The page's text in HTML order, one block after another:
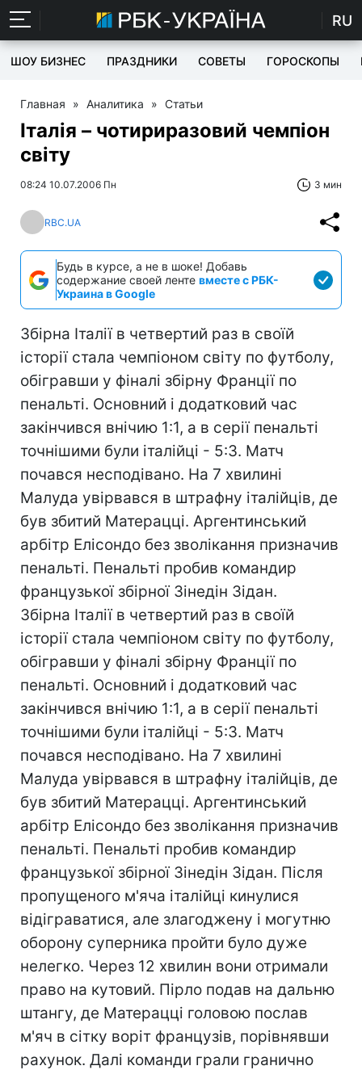
RU
ШОУ БИЗНЕС ПРАЗДНИКИ СОВЕТЫ ГОРОСКОПЫ
Главная » Аналитика » Статьи
Італія – чотириразовий чемпіон
світу
08:24 10.07.2006 Пн 3 мин
RBC.UA
Будь в курсе, а не в шоке! Добавь
содержание своей ленте вместе с РБК-
Украина в Google
Збірна Італії в четвертий раз в своїй
історії стала чемпіоном світу по футболу,
обігравши у фіналі збірну Франції по
пенальті. Основний і додатковий час
закінчився внічию 1:1, а в серії пенальті
точнішими були італійці - 5:3. Матч
почався несподівано. На 7 хвилині
Малуда увірвався в штрафну італійців, де
був збитий Матерацці. Аргентинський
арбітр Елісондо без зволікання призначив
пенальті. Пенальті пробив командир
французької збірної Зінедін Зідан.
Збірна Італії в четвертий раз в своїй
історії стала чемпіоном світу по футболу,
обігравши у фіналі збірну Франції по
пенальті. Основний і додатковий час
закінчився внічию 1:1, а в серії пенальті
точнішими були італійці - 5:3. Матч
почався несподівано. На 7 хвилині
Малуда увірвався в штрафну італійців, де
був збитий Матерацці. Аргентинський
арбітр Елісондо без зволікання призначив
пенальті. Пенальті пробив командир
французької збірної Зінедін Зідан. Після
пропущеного м'яча італійці кинулися
відіграватися, але злагоджену і могутню
оборону суперника пройти було дуже
нелегко. Через 12 хвилин вони отримали
право на кутовий. Пірло подав на дальню
штангу, де Матерацці головою послав
м'яч в сітку воріт французів, порівнявши
рахунок. Далі команди грали гранично